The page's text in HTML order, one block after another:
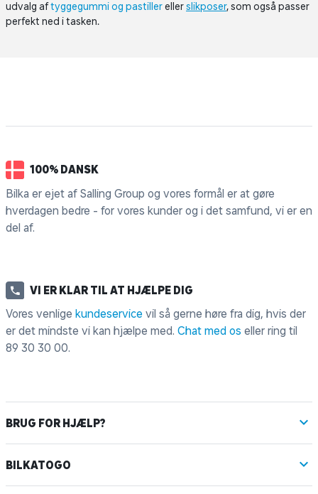
udvalg aftyggegummi og pastillerellerslikposer, som også passer
perfekt ned i tasken.
100% DANSK
Bilka er ejet af Salling Group og vores formål er at gøre
hverdagen bedre - for vores kunder og i det samfund, vi er en
del af.
VI ER KLAR TIL AT HJÆLPE DIG
Vores venlige kundeservice vil så gerne høre fra dig, hvis der
er det mindste vi kan hjælpe med. Chat med os eller ring til
89 30 30 00.
BRUG FOR HJÆLP?
BILKATOGO